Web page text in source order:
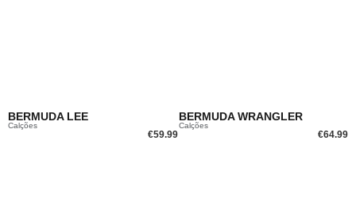
BERMUDA LEE
Calções
€59.99
BERMUDA WRANGLER
Calções
€64.99